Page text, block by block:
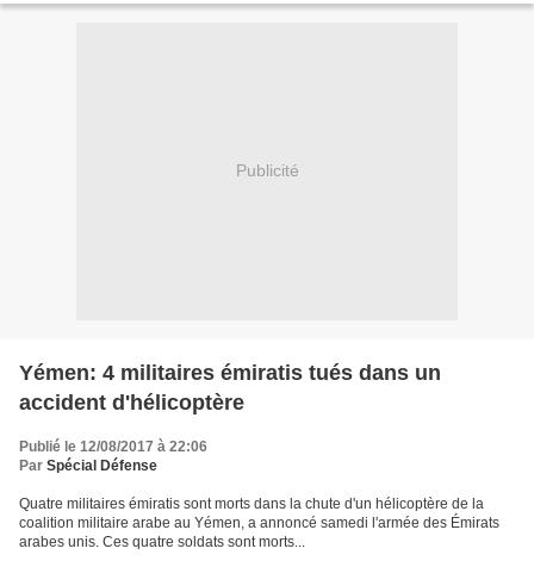
Publicité
Yémen: 4 militaires émiratis tués dans un
accident d'hélicoptère
Publié le 12/08/2017 à 22:06
Par Spécial Défense
Quatre militaires émiratis sont morts dans la chute d'un hélicoptère de la
coalition militaire arabe au Yémen, a annoncé samedi l'armée des Émirats
arabes unis. Ces quatre soldats sont morts...